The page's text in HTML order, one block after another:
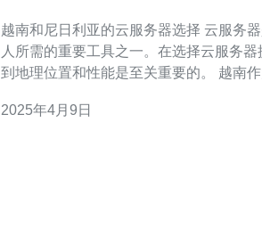
越南和尼日利亚的云服务器选择 云服务器是当今企业和个
人所需的重要工具之一。在选择云服务
到地理位置和性能是至关重要的。 越南作为东南亚地区的
务器提供商通常具有以下优势： 地理位置优势：越南位于
2025年4月9日